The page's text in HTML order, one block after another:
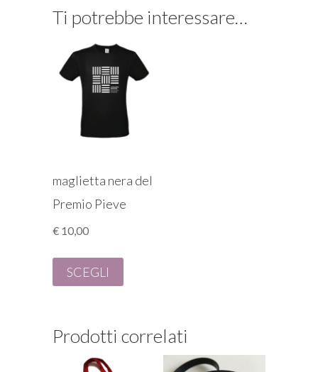
Ti potrebbe interessare…
maglietta nera del
Premio Pieve
€ 10,00
SCEGLI
ha
Le
Prodotti correlati